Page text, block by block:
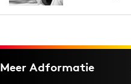
Meer Adformatie